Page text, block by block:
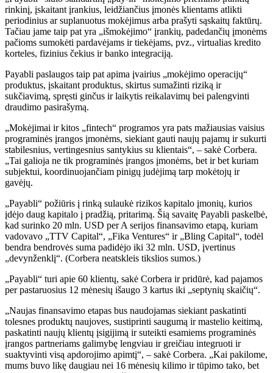
rinkinį, įskaitant įrankius, leidžiančius įmonės klientams atlikti
periodinius ar suplanuotus mokėjimus arba prašyti sąskaitų faktūrų.
Tačiau jame taip pat yra „išmokėjimo“ įrankių, padedančių įmonėms
pačioms sumokėti pardavėjams ir tiekėjams, pvz., virtualias kredito
korteles, fizinius čekius ir banko integraciją.
Payabli paslaugos taip pat apima įvairius „mokėjimo operacijų“
produktus, įskaitant produktus, skirtus sumažinti riziką ir
sukčiavimą, spręsti ginčus ir laikytis reikalavimų bei palengvinti
draudimo pasirašymą.
„Mokėjimai ir kitos „fintech“ programos yra pats mažiausias vaisius
programinės įrangos įmonėms, siekiant gauti naujų pajamų ir sukurti
stabilesnius, vertingesnius santykius su klientais“, – sakė Corbera.
„Tai galioja ne tik programinės įrangos įmonėms, bet ir bet kuriam
subjektui, koordinuojančiam pinigų judėjimą tarp mokėtojų ir
gavėjų.
„Payabli“ požiūris į rinką sulaukė rizikos kapitalo įmonių, kurios
įdėjo daug kapitalo į pradžią, pritarimą. Šią savaitę Payabli paskelbė,
kad surinko 20 mln. USD per A serijos finansavimo etapą, kuriam
vadovavo „TTV Capital“, „Fika Ventures“ ir „Bling Capital“, todėl
bendra bendrovės suma padidėjo iki 32 mln. USD, įvertinus
„devynženklį“. (Corbera neatskleis tikslios sumos.)
„Payabli“ turi apie 60 klientų, sakė Corbera ir pridūrė, kad pajamos
per pastaruosius 12 mėnesių išaugo 3 kartus iki „septynių skaičių“.
„Naujas finansavimo etapas bus naudojamas siekiant paskatinti
tolesnes produktų naujoves, sustiprinti saugumą ir mastelio keitimą,
paskatinti naujų klientų įsigijimą ir suteikti esamiems programinės
įrangos partneriams galimybę lengviau ir greičiau integruoti ir
suaktyvinti visą apdorojimo apimtį“, – sakė Corbera. „Kai pakilome,
mums buvo likę daugiau nei 16 mėnesių kilimo ir tūpimo tako, bet